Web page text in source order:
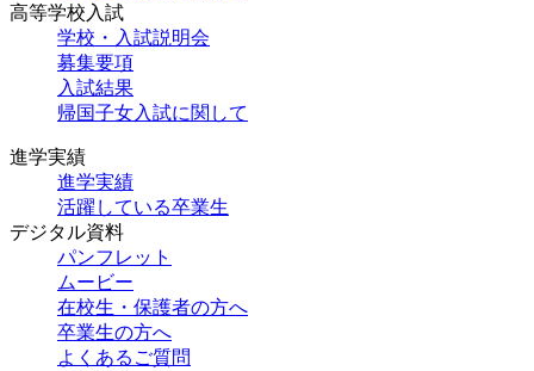
高等学校入試
学校・入試説明会
募集要項
入試結果
帰国子女入試に関して
進学実績
進学実績
活躍している卒業生
デジタル資料
パンフレット
ムービー
在校生・保護者の方へ
卒業生の方へ
よくあるご質問